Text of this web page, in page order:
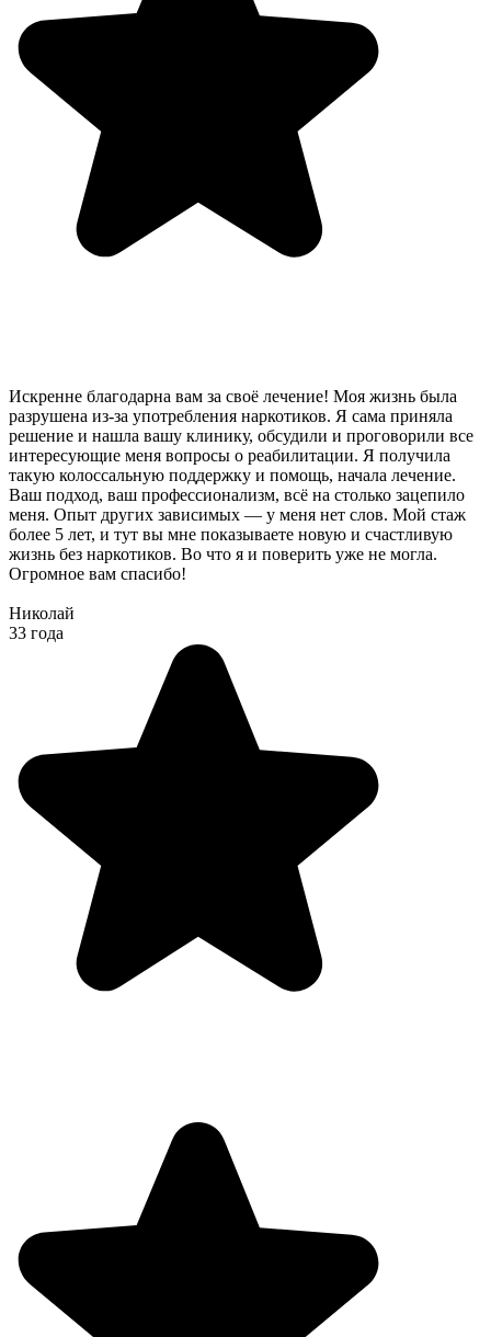
Искренне благодарна вам за своё лечение! Моя жизнь была
разрушена из-за употребления наркотиков. Я сама приняла
решение и нашла вашу клинику, обсудили и проговорили все
интересующие меня вопросы о реабилитации. Я получила
такую колоссальную поддержку и помощь, начала лечение.
Ваш подход, ваш профессионализм, всё на столько зацепило
меня. Опыт других зависимых — у меня нет слов. Мой стаж
более 5 лет, и тут вы мне показываете новую и счастливую
жизнь без наркотиков. Во что я и поверить уже не могла.
Огромное вам спасибо!
Николай
33 года